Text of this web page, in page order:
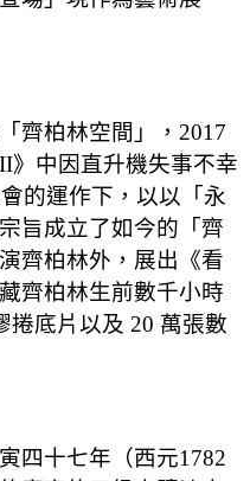
齊柏林空間」，2017
》中因直升機失事不幸
的運作下，以以「永
旨成立了如今的「齊
齊柏林外，展出《看
齊柏林生前數千小時
捲底片以及 20 萬張數
四十七年（西元1782